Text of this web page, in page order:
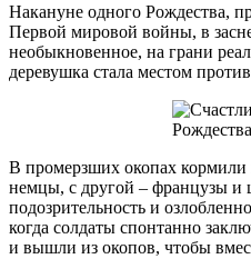
Накануне одного Рождества,
Первой мировой войны, в
необыкновенное, на грани
деревушка стала местом
В промерзших окопах
немцы, с другой – французы
подозрительность и
когда солдаты спонтанно
и вышли из окопов, чтобы